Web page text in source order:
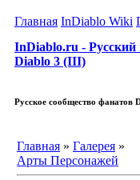
Главная InDiablo Wiki
InDiablo.ru - Русский
Diablo 3 (III)
Русское сообщество фанатов
Главная » Галерея »
Арты Персонажей